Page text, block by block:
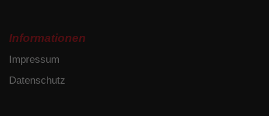
Informationen
Impressum
Datenschutz